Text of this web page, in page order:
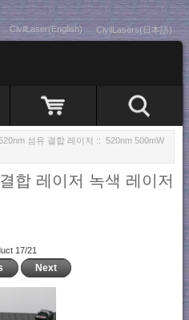
CivilLaser(English) CivilLasers(日本語)
섬유 결합 레이저 :: 520nm 500mW
합 레이저 녹색 레이저
17/21
Next